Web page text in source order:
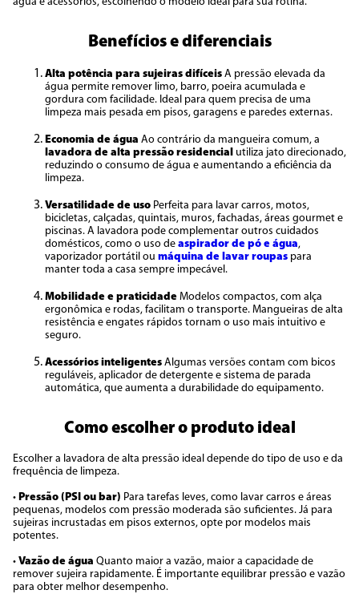
Benefícios e diferenciais
Alta potência para sujeiras difíceis A pressão elevada da
água permite remover limo, barro, poeira acumulada e
gordura com facilidade. Ideal para quem precisa de uma
limpeza mais pesada em pisos, garagens e paredes externas.
Economia de água Ao contrário da mangueira comum, a
lavadora de alta pressão residencial utiliza jato direcionado,
reduzindo o consumo de água e aumentando a eficiência da
limpeza.
Versatilidade de uso Perfeita para lavar carros, motos,
bicicletas, calçadas, quintais, muros, fachadas, áreas gourmet e
piscinas. A lavadora pode complementar outros cuidados
domésticos, como o uso de aspirador de pó e água,
vaporizador portátil ou máquina de lavar roupas para
manter toda a casa sempre impecável.
Mobilidade e praticidade Modelos compactos, com alça
ergonômica e rodas, facilitam o transporte. Mangueiras de alta
resistência e engates rápidos tornam o uso mais intuitivo e
seguro.
Acessórios inteligentes Algumas versões contam com bicos
reguláveis, aplicador de detergente e sistema de parada
automática, que aumenta a durabilidade do equipamento.
Como escolher o produto ideal
Escolher a lavadora de alta pressão ideal depende do tipo de uso e da
frequência de limpeza.
• Pressão (PSI ou bar) Para tarefas leves, como lavar carros e áreas
pequenas, modelos com pressão moderada são suficientes. Já para
sujeiras incrustadas em pisos externos, opte por modelos mais
potentes.
• Vazão de água Quanto maior a vazão, maior a capacidade de
remover sujeira rapidamente. É importante equilibrar pressão e vazão
para obter melhor desempenho.